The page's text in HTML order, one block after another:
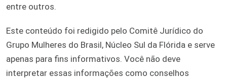
entre outros.
Este conteúdo foi redigido pelo Comitê Jurídico do
Grupo Mulheres do Brasil, Núcleo Sul da Flórida e serve
apenas para fins informativos. Você não deve
interpretar essas informações como conselhos